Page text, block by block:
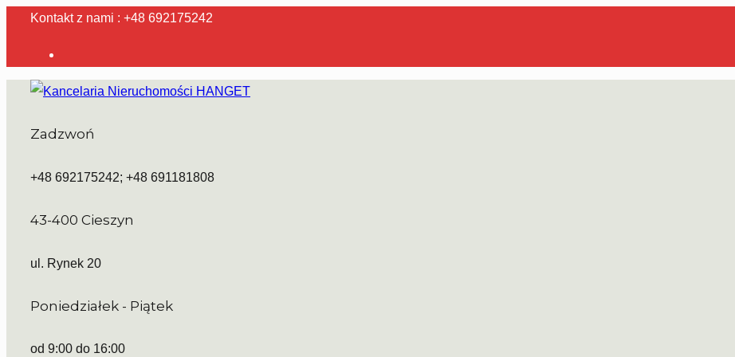
Kontakt z nami : +48 692175242
Zadzwoń
+48 692175242; +48 691181808
43-400 Cieszyn
ul. Rynek 20
Poniedziałek - Piątek
od 9:00 do 16:00